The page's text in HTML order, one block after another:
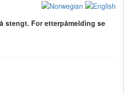
stengt. For etterpåmelding se